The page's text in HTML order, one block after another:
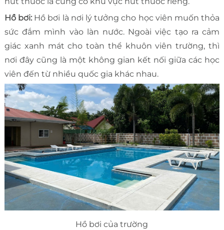
Hồ bơi: Hồ bơi là nơi lý tưởng cho học viên muốn thỏa
sức đắm mình vào làn nước. Ngoài việc tạo ra cảm
giác xanh mát cho toàn thể khuôn viên trường, thì
nơi đây cũng là một không gian kết nối giữa các học
viên đến từ nhiều quốc gia khác nhau.
Hồ bơi của trường